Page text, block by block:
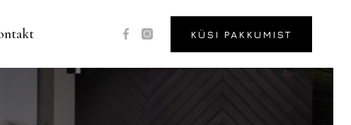
KÜSI PAKKUMIST